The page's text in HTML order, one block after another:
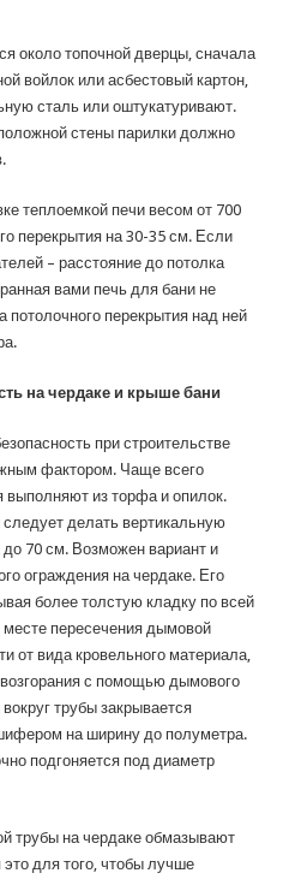
около топочной дверцы, сначала
войлок или асбестовый картон,
сталь или оштукатуривают.
стены парилки должно
теплоемкой печи весом от 700
перекрытия на 30-35 см. Если
– расстояние до потолка
вами печь для бани не
потолочного перекрытия над ней
на чердаке и крыше бани
при строительстве
фактором. Чаще всего
выполняют из торфа и опилок.
делать вертикальную
70 см. Возможен вариант и
ограждения на чердаке. Его
более толстую кладку по всей
пересечения дымовой
от вида кровельного материала,
с помощью дымового
трубы закрывается
на ширину до полуметра.
подгоняется под диаметр
трубы на чердаке обмазывают
для того, чтобы лучше